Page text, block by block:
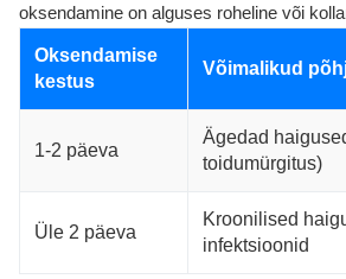
oksendamine on alguses roheline või
Oksendamise
kestus
Võimalikud
1-2 päeva
Ägedad
toidumürgitus)
Üle 2 päeva
Kroonilised
infektsioonid